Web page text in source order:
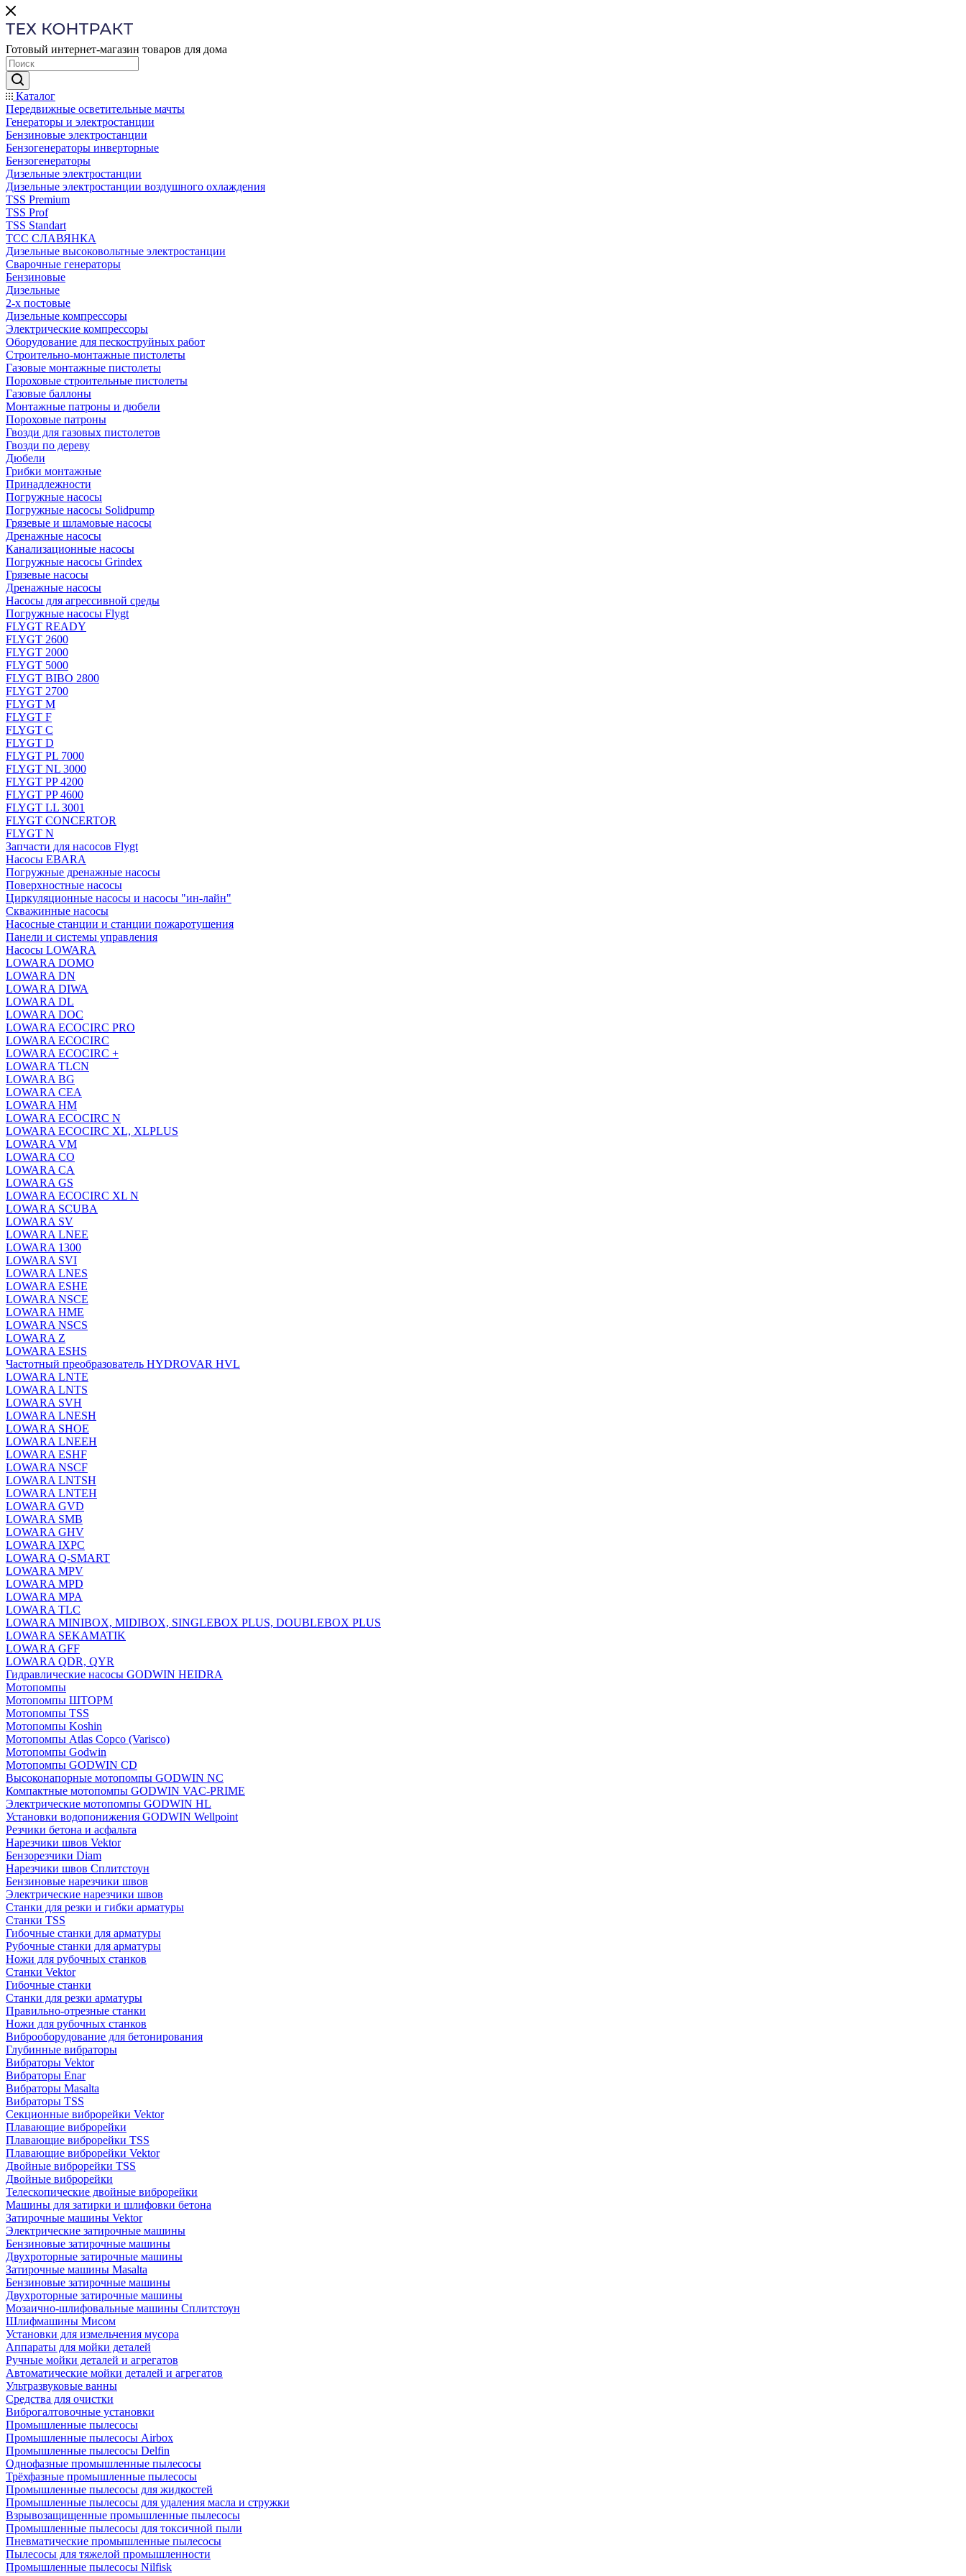
Готовый интернет-магазин товаров для дома
Каталог
Передвижные осветительные мачты
Генераторы и электростанции
Бензиновые электростанции
Бензогенераторы инверторные
Бензогенераторы
Дизельные электростанции
Дизельные электростанции воздушного охлаждения
TSS Premium
TSS Prof
TSS Standart
ТСС СЛАВЯНКА
Дизельные высоковольтные электростанции
Сварочные генераторы
Бензиновые
Дизельные
2-х постовые
Дизельные компрессоры
Электрические компрессоры
Оборудование для пескоструйных работ
Строительно-монтажные пистолеты
Газовые монтажные пистолеты
Пороховые строительные пистолеты
Газовые баллоны
Монтажные патроны и дюбели
Пороховые патроны
Гвозди для газовых пистолетов
Гвозди по дереву
Дюбели
Грибки монтажные
Принадлежности
Погружные насосы
Погружные насосы Solidpump
Грязевые и шламовые насосы
Дренажные насосы
Канализационные насосы
Погружные насосы Grindex
Грязевые насосы
Дренажные насосы
Насосы для агрессивной среды
Погружные насосы Flygt
FLYGT READY
FLYGT 2600
FLYGT 2000
FLYGT 5000
FLYGT BIBO 2800
FLYGT 2700
FLYGT M
FLYGT F
FLYGT C
FLYGT D
FLYGT PL 7000
FLYGT NL 3000
FLYGT PP 4200
FLYGT PP 4600
FLYGT LL 3001
FLYGT CONCERTOR
FLYGT N
Запчасти для насосов Flygt
Насосы EBARA
Погружные дренажные насосы
Поверхностные насосы
Циркуляционные насосы и насосы "ин-лайн"
Скважинные насосы
Насосные станции и станции пожаротушения
Панели и системы управления
Насосы LOWARA
LOWARA DOMO
LOWARA DN
LOWARA DIWA
LOWARA DL
LOWARA DOC
LOWARA ECOCIRC PRO
LOWARA ECOCIRC
LOWARA ECOCIRC +
LOWARA TLCN
LOWARA BG
LOWARA CEA
LOWARA HM
LOWARA ECOCIRC N
LOWARA ECOCIRC XL, XLPLUS
LOWARA VM
LOWARA CO
LOWARA CA
LOWARA GS
LOWARA ECOCIRC XL N
LOWARA SCUBA
LOWARA SV
LOWARA LNEE
LOWARA 1300
LOWARA SVI
LOWARA LNES
LOWARA ESHE
LOWARA NSCE
LOWARA HME
LOWARA NSCS
LOWARA Z
LOWARA ESHS
Частотный преобразователь HYDROVAR HVL
LOWARA LNTE
LOWARA LNTS
LOWARA SVH
LOWARA LNESH
LOWARA SHOE
LOWARA LNEEH
LOWARA ESHF
LOWARA NSCF
LOWARA LNTSH
LOWARA LNTEH
LOWARA GVD
LOWARA SMB
LOWARA GHV
LOWARA IXPС
LOWARA Q-SMART
LOWARA MPV
LOWARA MPD
LOWARA MPA
LOWARA TLC
LOWARA MINIBOX, MIDIBOX, SINGLEBOX PLUS, DOUBLEBOX PLUS
LOWARA SEKAMATIK
LOWARA GFF
LOWARA QDR, QYR
Гидравлические насосы GODWIN HEIDRA
Мотопомпы
Мотопомпы ШТОРМ
Мотопомпы TSS
Мотопомпы Koshin
Мотопомпы Atlas Copco (Varisco)
Мотопомпы Godwin
Мотопомпы GODWIN CD
Высоконапорные мотопомпы GODWIN NC
Компактные мотопомпы GODWIN VAC-PRIME
Электрические мотопомпы GODWIN HL
Установки водопонижения GODWIN Wellpoint
Резчики бетона и асфальта
Нарезчики швов Vektor
Бензорезчики Diam
Нарезчики швов Сплитстоун
Бензиновые нарезчики швов
Электрические нарезчики швов
Станки для резки и гибки арматуры
Станки TSS
Гибочные станки для арматуры
Рубочные станки для арматуры
Ножи для рубочных станков
Станки Vektor
Гибочные станки
Станки для резки арматуры
Правильно-отрезные станки
Ножи для рубочных станков
Виброоборудование для бетонирования
Глубинные вибраторы
Вибраторы Vektor
Вибраторы Enar
Вибраторы Masalta
Вибраторы TSS
Секционные виброрейки Vektor
Плавающие виброрейки
Плавающие виброрейки TSS
Плавающие виброрейки Vektor
Двойные виброрейки TSS
Двойные виброрейки
Телескопические двойные виброрейки
Машины для затирки и шлифовки бетона
Затирочные машины Vektor
Электрические затирочные машины
Бензиновые затирочные машины
Двухроторные затирочные машины
Затирочные машины Masalta
Бензиновые затирочные машины
Двухроторные затирочные машины
Мозаично-шлифовальные машины Сплитстоун
Шлифмашины Мисом
Установки для измельчения мусора
Аппараты для мойки деталей
Ручные мойки деталей и агрегатов
Автоматические мойки деталей и агрегатов
Ультразвуковые ванны
Средства для очистки
Виброгалтовочные установки
Промышленные пылесосы
Промышленные пылесосы Airbox
Промышленные пылесосы Delfin
Однофазные промышленные пылесосы
Трёхфазные промышленные пылесосы
Промышленные пылесосы для жидкостей
Промышленные пылесосы для удаления масла и стружки
Взрывозащищенные промышленные пылесосы
Промышленные пылесосы для токсичной пыли
Пневматические промышленные пылесосы
Пылесосы для тяжелой промышленности
Промышленные пылесосы Nilfisk